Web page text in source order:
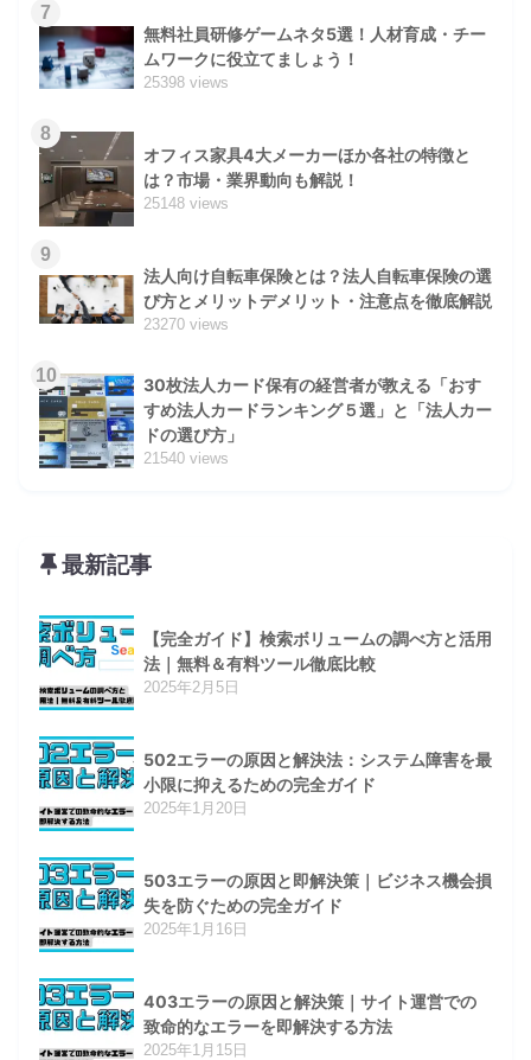
7
無料社員研修ゲームネタ5選！人材育成・チー
ムワークに役立てましょう！
25398 views
8
オフィス家具4大メーカーほか各社の特徴と
は？市場・業界動向も解説！
25148 views
9
法人向け自転車保険とは？法人自転車保険の選
び方とメリットデメリット・注意点を徹底解説
23270 views
10
30枚法人カード保有の経営者が教える「おす
すめ法人カードランキング５選」と「法人カー
ドの選び方」
21540 views
最新記事
【完全ガイド】検索ボリュームの調べ方と活用
法｜無料＆有料ツール徹底比較
2025年2月5日
502エラーの原因と解決法：システム障害を最
小限に抑えるための完全ガイド
2025年1月20日
503エラーの原因と即解決策｜ビジネス機会損
失を防ぐための完全ガイド
2025年1月16日
403エラーの原因と解決策｜サイト運営での
致命的なエラーを即解決する方法
2025年1月15日